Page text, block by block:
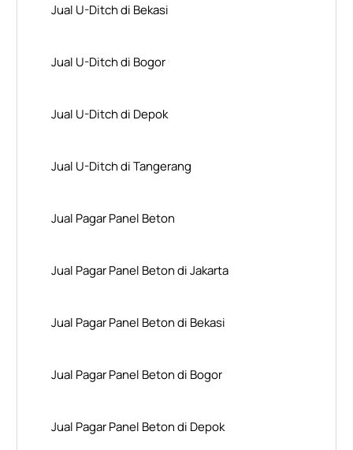
Jual U-Ditch di Bekasi
Jual U-Ditch di Bogor
Jual U-Ditch di Depok
Jual U-Ditch di Tangerang
Jual Pagar Panel Beton
Jual Pagar Panel Beton di Jakarta
Jual Pagar Panel Beton di Bekasi
Jual Pagar Panel Beton di Bogor
Jual Pagar Panel Beton di Depok